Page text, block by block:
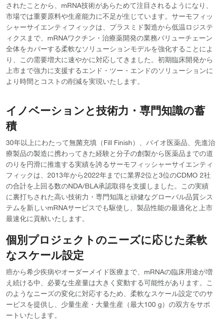
されたことから、mRNA技術があらためて注目されるようになり、
市場では重要原料や生産能力に不足が生じています。サーモフィッ
シャーサイエンティフィックは、プラスミド製造から低温ロジステ
ィクスまで、mRNAワクチン・治療薬開発の業務バリューチェーン
全体をカバーする柔軟なソリューションモデルを強化することによ
り、この需要増大に速やかに対応してきました。初期臨床開発から
上市まで強力に支援するエンド・ツー・エンドのソリューションに
より時間とコストの削減を実現いたします。
イノベーションと技術力・専門知識の蓄
積
30年以上にわたって無菌充填（Fill Finish）、バイオ医薬品、先進治
療製品の製造に携わってきた経験と分子の創製から医薬品までの道
のりを円滑に推進する実績を誇るサーモフィッシャーサイエンティ
フィックは、2013年から2022年までに業界2位と3位のCDMO 2社
の合計を上回る数のNDA/BLA承認取得を支援しました。この実績
に裏打ちされた高い技術力・専門知識と頑健なグローバル品質シス
テムを新しいmRNAサービスでも駆使し、製品性能の最適化と上市
最速化に貢献いたします。
個別プロジェクトのニーズに応じた柔軟
なスケール設定
癌から希少疾病やオーダーメイド医療まで、mRNAの臨床用途が増
え続ける中、必要な生産量は大きく変動する可能性があります。こ
のようなニーズの変化に対応するため、柔軟なスケール設定でのサ
ービスを提供し、少量生産・大量生産（最大100 g）の双方をサポ
ートいたします。